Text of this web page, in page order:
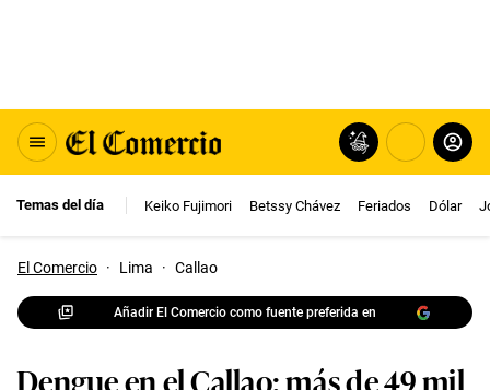
Temas del día Keiko Fujimori Betssy Chávez Feriados Dólar
El Comercio · Lima · Callao
Añadir El Comercio como fuente preferida en
Dengue en el Callao: más de 49 mil